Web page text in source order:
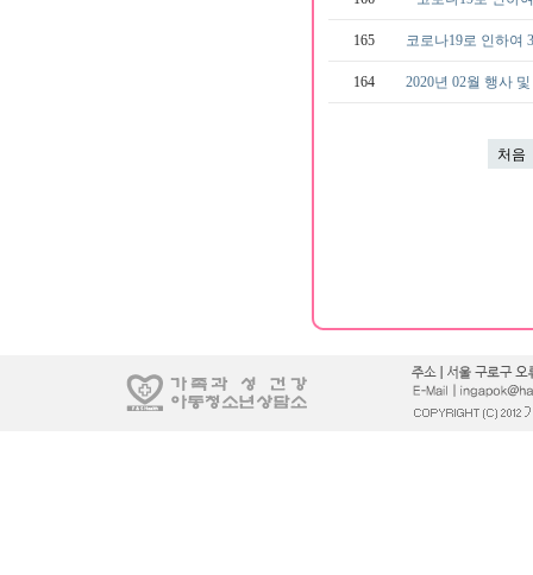
165 코로나19로 인하여
164 2020년 02월 행사
처음